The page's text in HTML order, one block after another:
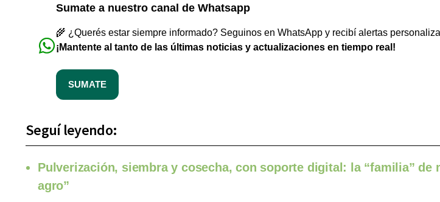
Sumate a nuestro canal de Whatsapp
🌾 ¿Querés estar siempre informado? Seguinos en WhatsApp y recibí alertas
¡Mantente al tanto de las últimas noticias y actualizaciones en tiempo real!
SUMATE
Seguí leyendo:
Pulverización, siembra y cosecha, con soporte digital: la “familia” de
agro”